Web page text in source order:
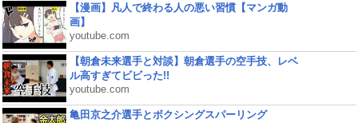
【漫画】凡人で終わる人の悪い習慣【マンガ動
画】
youtube.com
【朝倉未来選手と対談】朝倉選手の空手技、レベ
ル高すぎてビビった!!
youtube.com
亀田京之介選手とボクシングスパーリング